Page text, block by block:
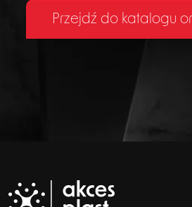
Przejdź do katalogu